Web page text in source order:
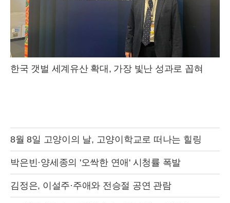
한국 갯벌 세계유산 확대, 가장 빛난 성과로 꼽혀
8월 8일 고양이의 날, 고양이학교로 떠나는 힐링
박은빈·양세종의 '오싹한 연애' 시청률 폭발
김정은, 이설주·주애와 전승절 공연 관람